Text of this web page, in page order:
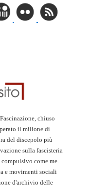
chiuso
il milione di
del discepolo più
sulla fascisteria
compulsivo come me.
e movimenti sociali
d'archivio delle